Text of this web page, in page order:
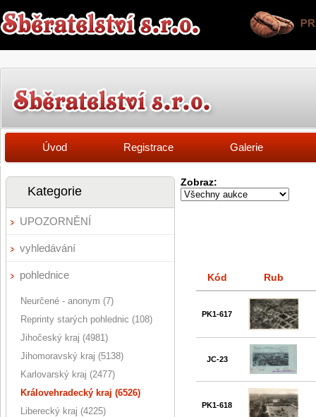
Úvod Registrace Galerie
Kategorie
UPOZORNĚNÍ
vyhledávání
pohlednice
Neurčené - anonym (7)
Reprinty starých pohlednic (108)
Jihočeský kraj (4981)
Jihomoravský kraj (5138)
Karlovarský kraj (2477)
Královehradecký kraj (6526)
Liberecký kraj (4225)
Zobraz:
Kód Rub
PK1-617
JC-23
PK1-618